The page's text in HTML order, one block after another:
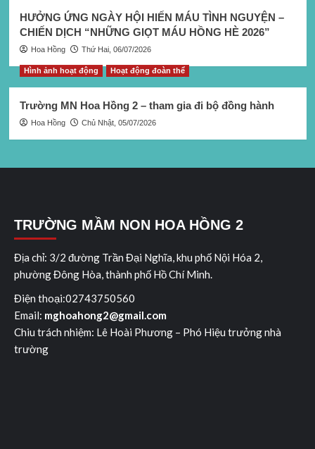
HƯỞNG ỨNG NGÀY HỘI HIẾN MÁU TÌNH NGUYỆN –
CHIẾN DỊCH “NHỮNG GIỌT MÁU HỒNG HÈ 2026”
Hoa Hồng Thứ Hai, 06/07/2026
Hình ảnh hoạt động Hoạt động đoàn thể
Trường MN Hoa Hồng 2 – tham gia đi bộ đồng hành
Hoa Hồng Chủ Nhật, 05/07/2026
TRƯỜNG MẦM NON HOA HỒNG 2
Địa chỉ: 3/2 đường Trần Đại Nghĩa, khu phố Nội Hóa 2,
phường Đông Hòa, thành phố Hồ Chí Minh.
Điện thoại:02743750560
Email: mghoahong2@gmail.com
Chiu trách nhiệm: Lê Hoài Ph­ương – Phó Hiệu trưởng nhà
trường